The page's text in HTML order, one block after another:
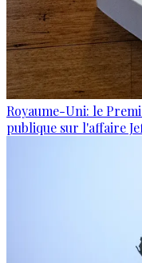
Royaume-Uni: le
publique sur l'affaire